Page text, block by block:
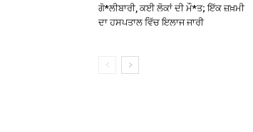
ਗੋ*ਲੀਬਾਰੀ, ਕਈ ਲੋਕਾਂ ਦੀ ਮੌ*ਤ; ਇੱਕ ਜ਼ਖ਼ਮੀ
ਦਾ ਹਸਪਤਾਲ ਵਿੱਚ ਇਲਾਜ ਜਾਰੀ